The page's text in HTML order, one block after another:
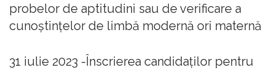
probelor de aptitudini sau de verificare a
cunoștințelor de limbă modernă ori maternă
31 iulie 2023 -Înscrierea candidaților pentru